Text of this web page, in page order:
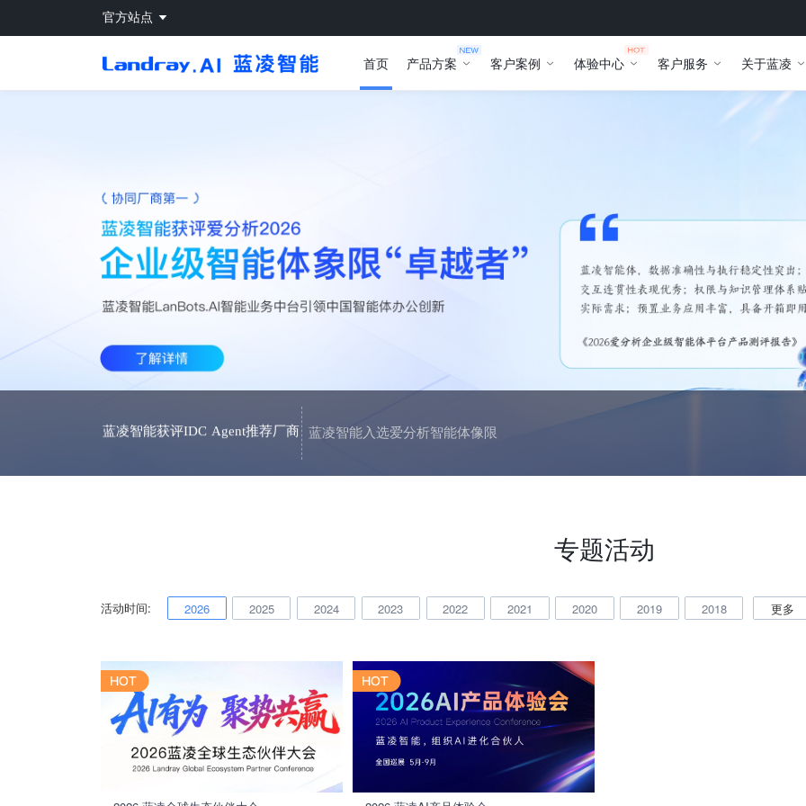
官方站点
首页 产品方案 客户案例 体验中心 客户服务 关于蓝凌
蓝凌智能获评IDC Agent推荐厂商 蓝凌智能入选爱分析智能体像限
专题活动
活动时间: 2026 2025 2024 2023 2022 2021 2020 2019 2018 更多